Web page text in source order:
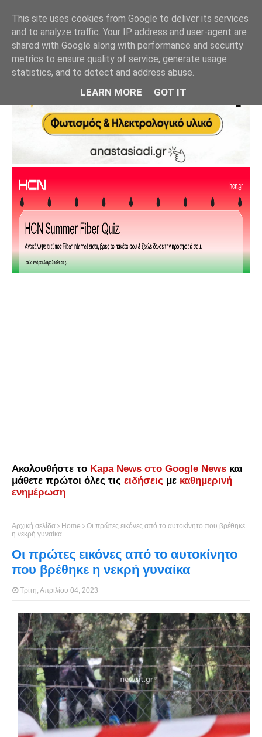
Ακολουθήστε το Kapa News στο Google News και
μάθετε πρώτοι όλες τις ειδήσεις με καθημερινή
ενημέρωση
Αρχική σελίδα Home
Οι πρώτες εικόνες από το αυτοκίνητο που βρέθηκε
η νεκρή γυναίκα
Οι πρώτες εικόνες από το αυτοκίνητο
που βρέθηκε η νεκρή γυναίκα
Τρίτη, Απριλίου 04, 2023
This site uses cookies from Google to deliver its services
and to analyze traffic. Your IP address and user-agent are
shared with Google along with performance and security
metrics to ensure quality of service, generate usage
statistics, and to detect and address abuse.
LEARN MORE GOT IT